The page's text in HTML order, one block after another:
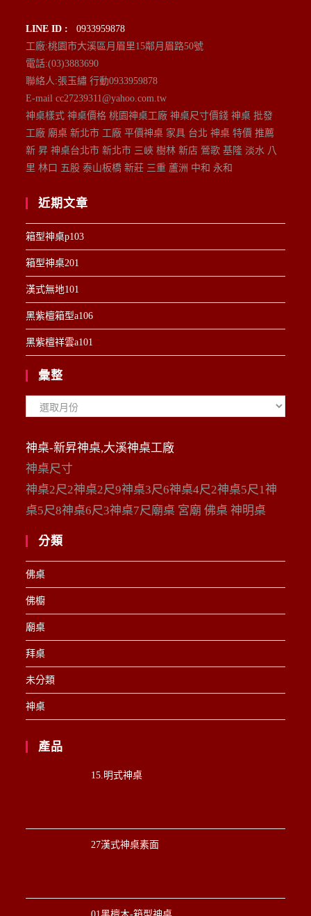
LINE ID :
0933959878
工廠:桃園市大溪區月眉里15鄰月眉路50號
電話:(03)3883690
聯絡人:張玉繡 行動0933959878
E-mail cc27239311@yahoo.com.tw
神桌樣式 神桌價格 桃園神桌工廠 神桌尺寸價錢 神桌 批發
工廠 廟桌 新北市 工廠 平價神桌 家具 台北 神桌 特價 推薦
新 昇 神桌台北市 新北市 三峽 樹林 新店 鶯歌 基隆 淡水 八
里 林口 五股 泰山板橋 新莊 三重 蘆洲 中和 永和
近期文章
箱型神桌p103
箱型神桌201
漢式無地101
黑紫檀箱型a106
黑紫檀祥雲a101
彙整
神桌-新昇神桌,大溪神桌工廠
神桌尺寸
神桌2尺2神桌2尺9神桌3尺6神桌4尺2神桌5尺1神
桌5尺8神桌6尺3神桌7尺廟桌 宮廟 佛桌 神明桌
分類
佛桌
佛櫥
廟桌
拜桌
未分類
神桌
產品
15.明式神桌
27漢式神桌素面